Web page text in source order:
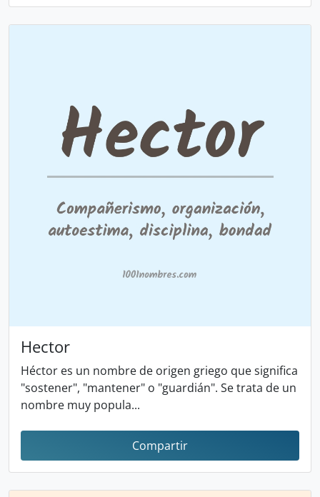
Hector
Héctor es un nombre de origen griego que significa
"sostener", "mantener" o "guardián". Se trata de un
nombre muy popula...
Compartir